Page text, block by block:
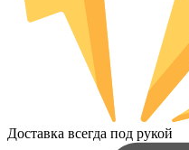
Доставка всегда под рукой